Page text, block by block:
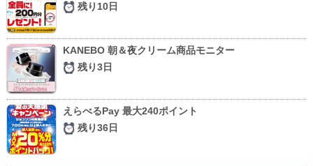
残り10日
KANEBO 朝＆夜クリーム商品モニター
残り3日
えらべるPay 最大240ポイント
残り36日